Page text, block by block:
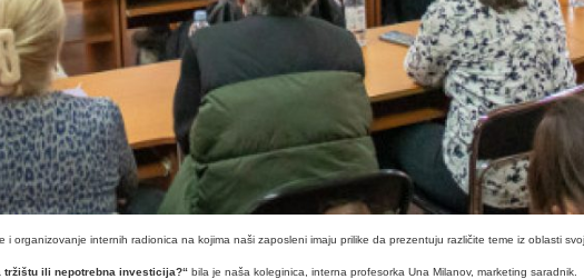
internih radionica na kojima naši zaposleni imaju prilike da prezentuju različite teme iz oblasti
tržištu ili nepotrebna investicija?“ bila je naša koleginica, interna profesorka Una Milanov, marketing saradnik.